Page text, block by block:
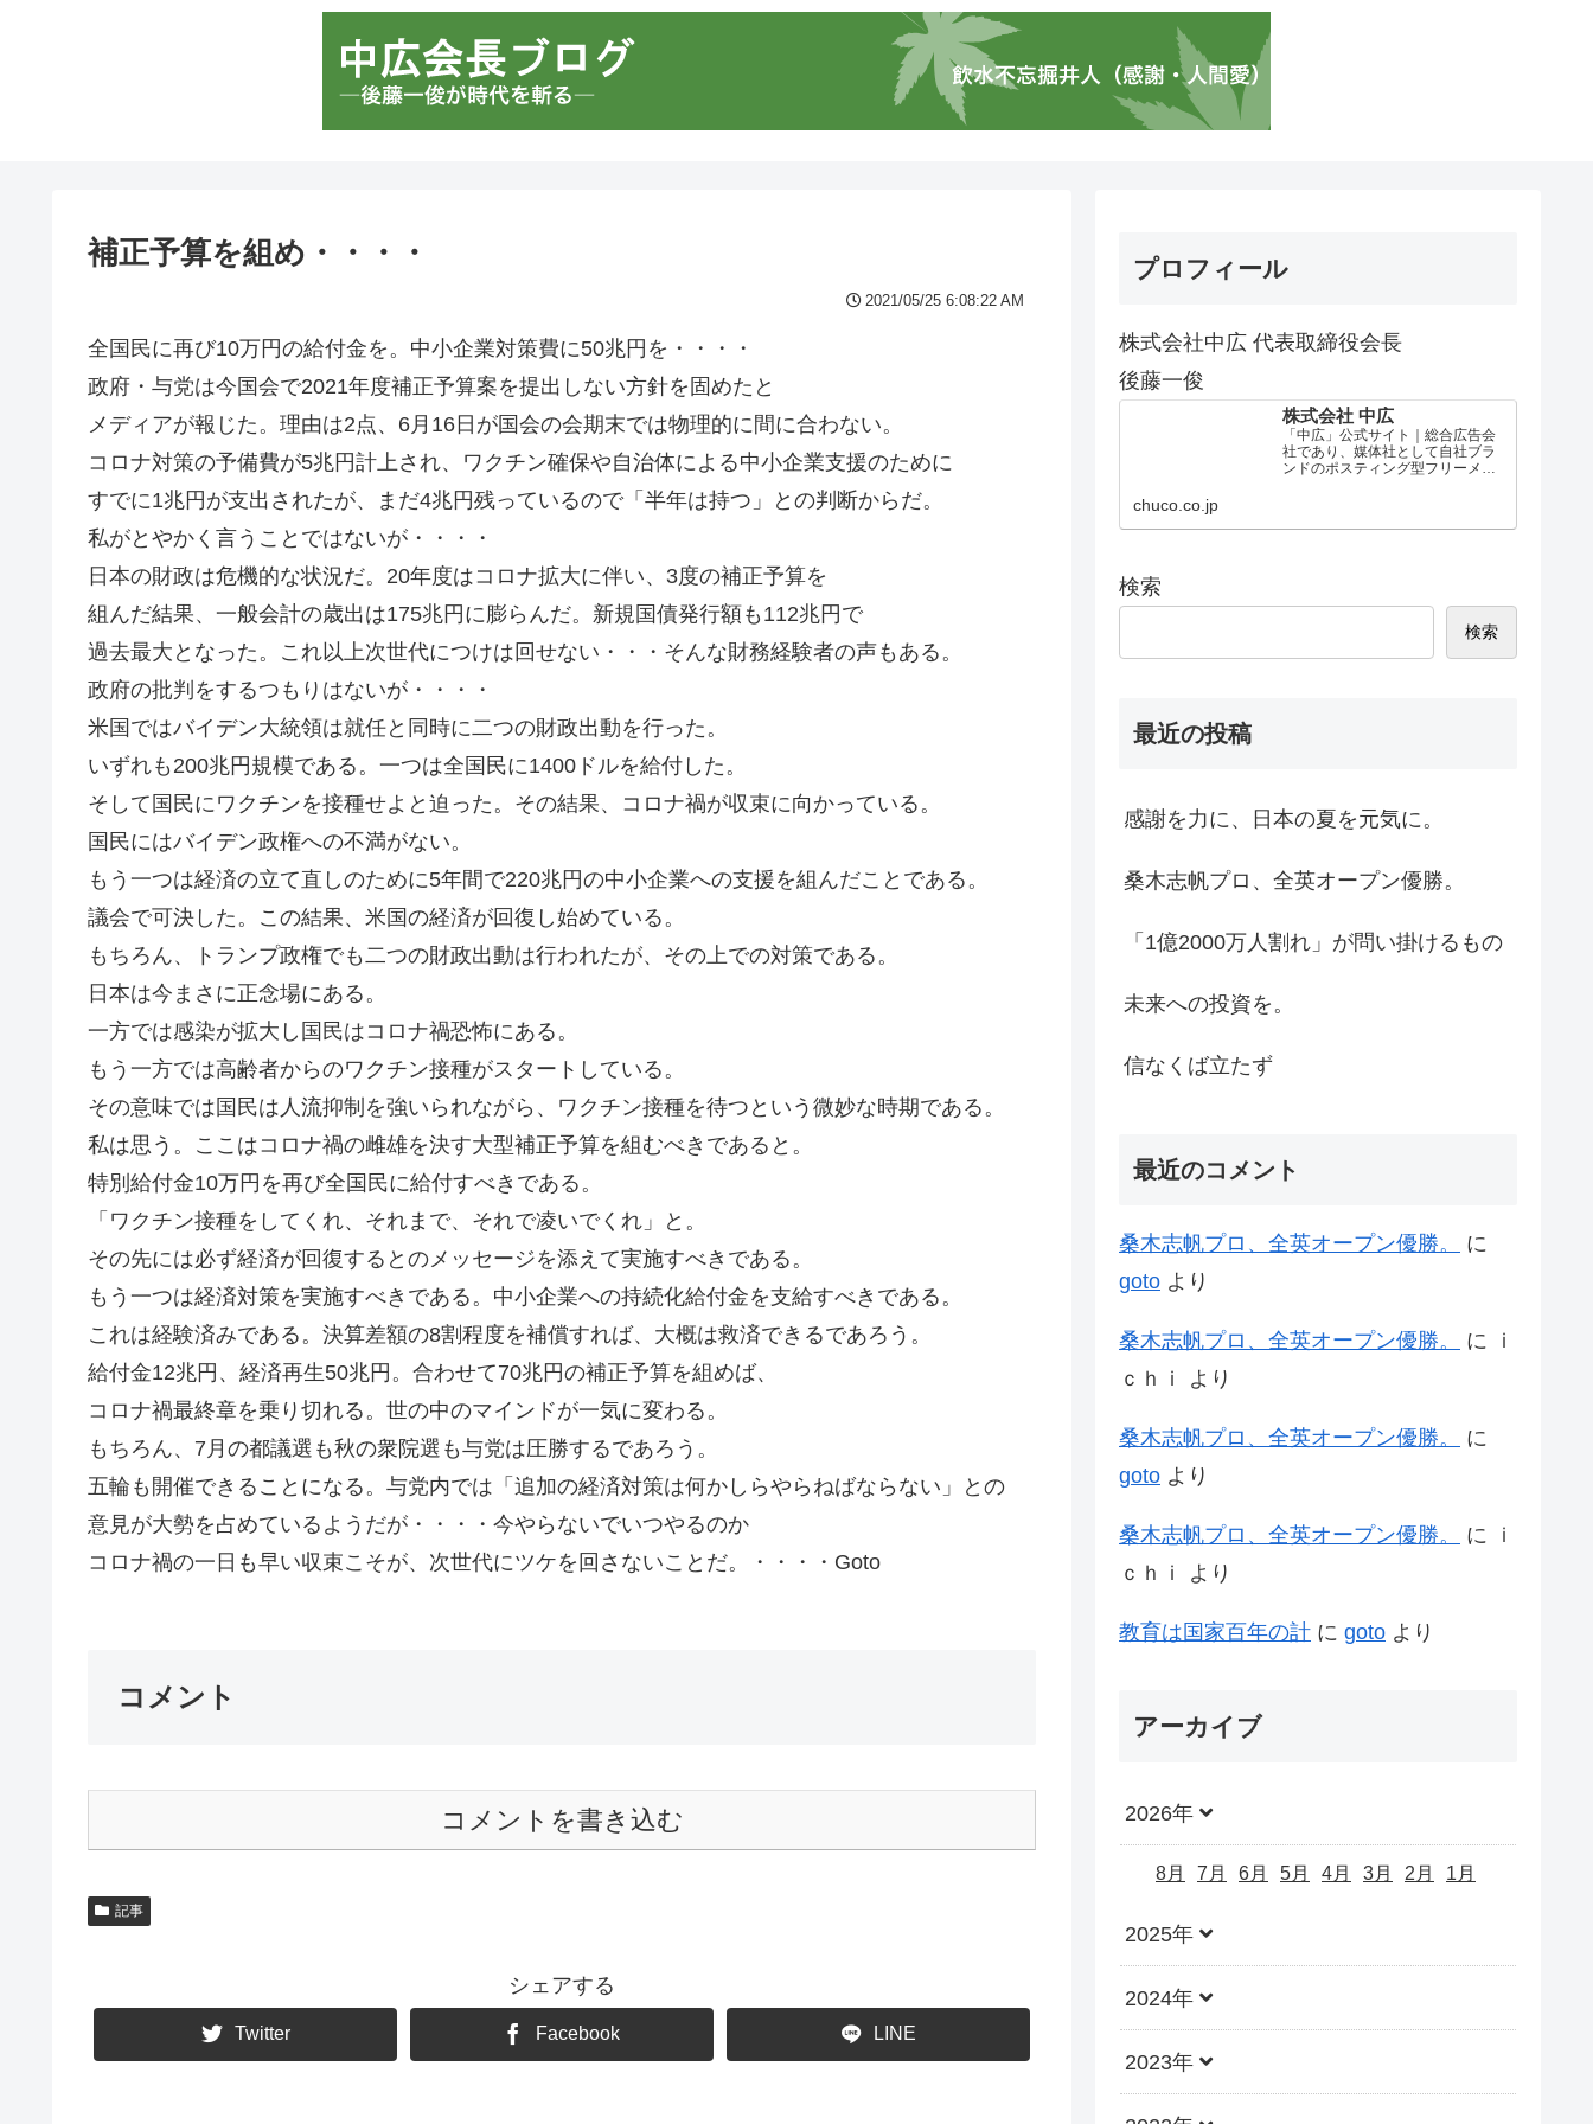
補正予算を組め・・・・
2021/05/25 6:08:22 AM
全国民に再び10万円の給付金を。中小企業対策費に50兆円を・・・・
政府・与党は今国会で2021年度補正予算案を提出しない方針を固めたと
メディアが報じた。理由は2点、6月16日が国会の会期末では物理的に間に合わない。
コロナ対策の予備費が5兆円計上され、ワクチン確保や自治体による中小企業支援のために
すでに1兆円が支出されたが、まだ4兆円残っているので「半年は持つ」との判断からだ。
私がとやかく言うことではないが・・・・
日本の財政は危機的な状況だ。20年度はコロナ拡大に伴い、3度の補正予算を
組んだ結果、一般会計の歳出は175兆円に膨らんだ。新規国債発行額も112兆円で
過去最大となった。これ以上次世代につけは回せない・・・そんな財務経験者の声もある。
政府の批判をするつもりはないが・・・・
米国ではバイデン大統領は就任と同時に二つの財政出動を行った。
いずれも200兆円規模である。一つは全国民に1400ドルを給付した。
そして国民にワクチンを接種せよと迫った。その結果、コロナ禍が収束に向かっている。
国民にはバイデン政権への不満がない。
もう一つは経済の立て直しのために5年間で220兆円の中小企業への支援を組んだことである。
議会で可決した。この結果、米国の経済が回復し始めている。
もちろん、トランプ政権でも二つの財政出動は行われたが、その上での対策である。
日本は今まさに正念場にある。
一方では感染が拡大し国民はコロナ禍恐怖にある。
もう一方では高齢者からのワクチン接種がスタートしている。
その意味では国民は人流抑制を強いられながら、ワクチン接種を待つという微妙な時期である。
私は思う。ここはコロナ禍の雌雄を決す大型補正予算を組むべきであると。
特別給付金10万円を再び全国民に給付すべきである。
「ワクチン接種をしてくれ、それまで、それで凌いでくれ」と。
その先には必ず経済が回復するとのメッセージを添えて実施すべきである。
もう一つは経済対策を実施すべきである。中小企業への持続化給付金を支給すべきである。
これは経験済みである。決算差額の8割程度を補償すれば、大概は救済できるであろう。
給付金12兆円、経済再生50兆円。合わせて70兆円の補正予算を組めば、
コロナ禍最終章を乗り切れる。世の中のマインドが一気に変わる。
もちろん、7月の都議選も秋の衆院選も与党は圧勝するであろう。
五輪も開催できることになる。与党内では「追加の経済対策は何かしらやらねばならない」との
意見が大勢を占めているようだが・・・・今やらないでいつやるのか
コロナ禍の一日も早い収束こそが、次世代にツケを回さないことだ。・・・・Goto
コメント
コメントを書き込む
記事
シェアする
Twitter Facebook LINE
プロフィール
株式会社中広 代表取締役会長
後藤一俊
株式会社 中広
「中広」公式サイト｜総合広告会
社であり、媒体社として自社ブラ
ンドのポスティング型フリーメデ
chuco.co.jp
検索
検索
最近の投稿
感謝を力に、日本の夏を元気に。
桑木志帆プロ、全英オープン優勝。
「1億2000万人割れ」が問い掛けるもの
未来への投資を。
信なくば立たず
最近のコメント
桑木志帆プロ、全英オープン優勝。
に
goto より
桑木志帆プロ、全英オープン優勝。 に
ｉ
ｃｈｉ
より
桑木志帆プロ、全英オープン優勝。
に
goto より
桑木志帆プロ、全英オープン優勝。 に
ｉ
ｃｈｉ
より
教育は国家百年の計 に goto より
アーカイブ
2026年
8月 7月 6月 5月 4月 3月 2月 1月
2025年
2024年
2023年